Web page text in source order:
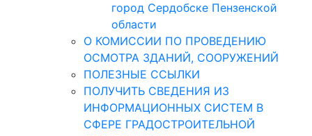
город Сердобске Пензенской
области
О КОМИССИИ ПО ПРОВЕДЕНИЮ
ОСМОТРА ЗДАНИЙ, СООРУЖЕНИЙ
ПОЛЕЗНЫЕ ССЫЛКИ
ПОЛУЧИТЬ СВЕДЕНИЯ ИЗ
ИНФОРМАЦИОННЫХ СИСТЕМ В
СФЕРЕ ГРАДОСТРОИТЕЛЬНОЙ